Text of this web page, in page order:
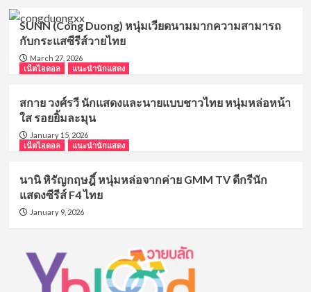
SUNN (Cong Duong) หนุ่มเวียดนามมากความสามารถ
กับกระแสซีรีส์วายไทย
March 27, 2026
เน็ตไอดอล
แนะนำนักแสดง
สกาย วงศ์รวี นักแสดงและนายแบบชาวไทย หนุ่มหล่อหน้า
ใส รอยยิ้มละมุน
January 15, 2026
เน็ตไอดอล
แนะนำนักแสดง
นานิ หิรัญกฤษฎิ์ หนุ่มหล่อจากค่าย GMM TV ดีกรีนัก
แสดงซีรีส์ F4 ไทย
January 9, 2026